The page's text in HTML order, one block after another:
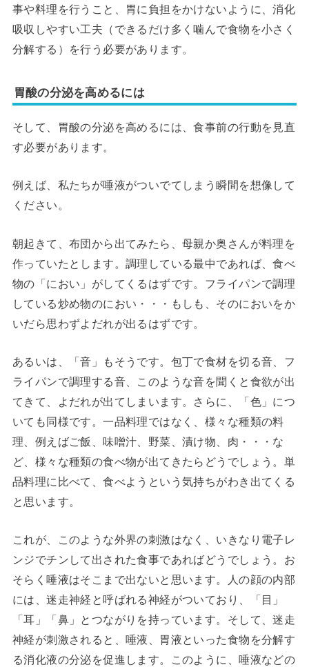
事や料理を行うこと、胃に負担をかけないように、消化
吸収しやすい工夫（できるだけ多く噛んで食物を小さく
分解する）を行う必要があります。
胃酸の分泌を高めるには
そして、胃酸の分泌を高めるには、食事前の行動を見直
す必要があります。
例えば、私たちが唾液がついでてしまう瞬間を想像して
ください。
朝起きて、布団から出てみたら、母親か奥さんが料理を
作っていたとします。調理している最中であれば、食べ
物の「におい」がしてくるはずです。フライパンで調理
している炒め物のにおい・・・もしも、そのにおいをか
いだら思わずよだれが出るはずです。
あるいは、「音」もそうです。包丁で食材を切る音、フ
ライパンで調理する音、このような音を聞くと食欲が出
てきて、よだれが出てしまいます。さらに、「色」につ
いても同様です。一品料理ではなく、様々な種類の料
理、例えばご飯、味噌汁、野菜、漬け物、肉・・・な
ど、様々な種類の食べ物が出てきたらどうでしょう。単
品料理に比べて、食べようという気持ちがわき出てくる
と思います。
これが、このような外界の刺激はなく、いきなり電子レ
ンジでチンして出された食事であればどうでしょう。お
そらく唾液はそこまで出ないと思います。人の顔の内部
には、迷走神経と呼ばれる神経がついており、「目」
「耳」「鼻」とつながりを持っています。そして、迷走
神経が刺激されると、唾液、胃液といった食物を分解す
る消化液の分泌を促進します。このように、唾液などの